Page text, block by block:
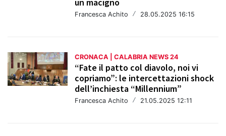
un macigno
Francesca Achito / 28.05.2025 16:15
CRONACA | CALABRIA NEWS 24
“Fate il patto col diavolo, noi vi
copriamo”: le intercettazioni shock
dell’inchiesta “Millennium”
Francesca Achito / 21.05.2025 12:11